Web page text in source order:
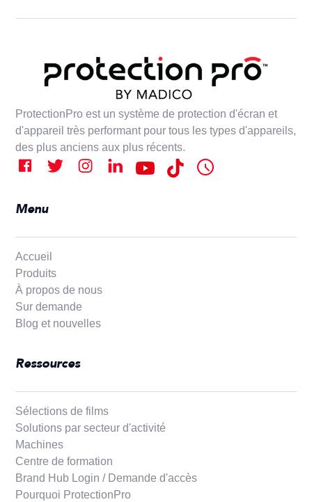
ProtectionPro est un système de protection d'écran et
d'appareil très performant pour tous les types d'appareils,
des plus anciens aux plus récents.
Menu
Accueil
Produits
À propos de nous
Sur demande
Blog et nouvelles
Ressources
Sélections de films
Solutions par secteur d'activité
Machines
Centre de formation
Brand Hub Login / Demande d'accès
Pourquoi ProtectionPro